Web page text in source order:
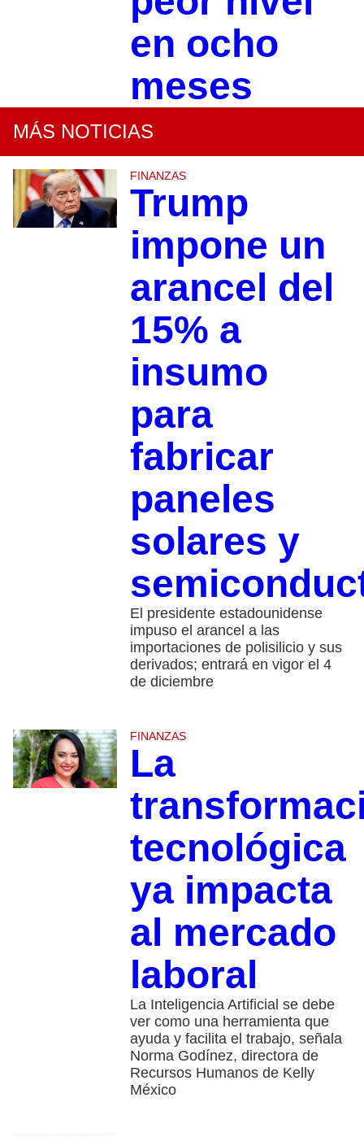
en ocho
meses
MÁS NOTICIAS
FINANZAS
Trump
impone un
arancel del
15% a
insumo
para
fabricar
paneles
solares y
El presidente estadounidense
impuso el arancel a las
importaciones de polisilicio y sus
derivados; entrará en vigor el 4
de diciembre
FINANZAS
La
tecnológica
ya impacta
al mercado
laboral
La Inteligencia Artificial se debe
ver como una herramienta que
ayuda y facilita el trabajo, señala
Norma Godínez, directora de
Recursos Humanos de Kelly
México